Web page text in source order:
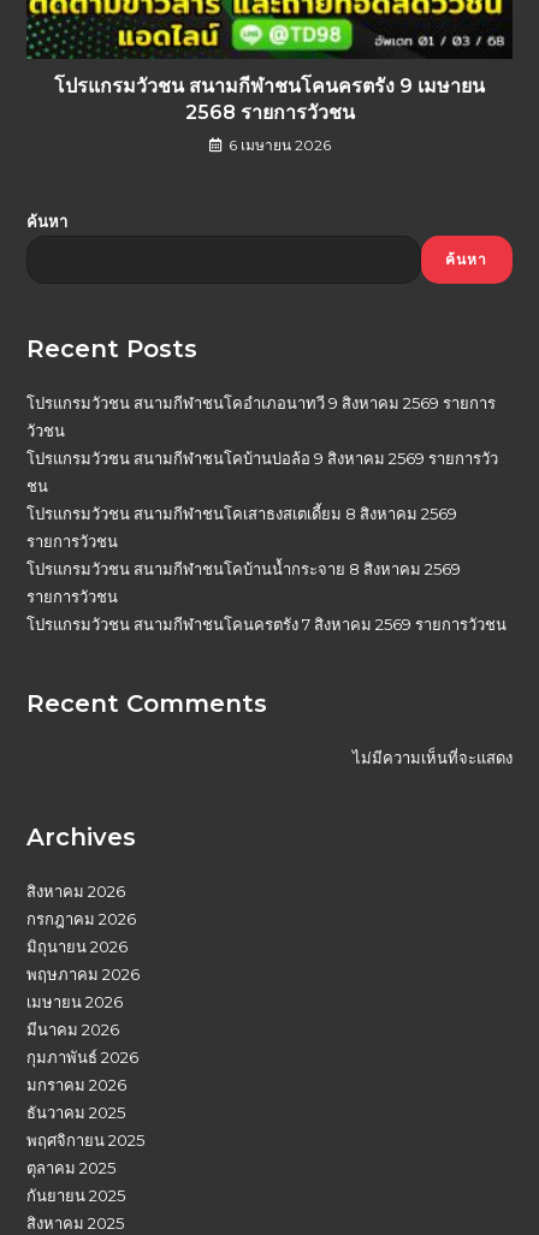
โปรแกรมวัวชน สนามกีฬาชนโคนครตรัง 9 เมษายน
2568 รายการวัวชน
6 เมษายน 2026
ค้นหา
ค้นหา
Recent Posts
โปรแกรมวัวชน สนามกีฬาชนโคอำเภอนาทวี 9 สิงหาคม 2569 รายการ
วัวชน
โปรแกรมวัวชน สนามกีฬาชนโคบ้านบ่อล้อ 9 สิงหาคม 2569 รายการวัว
ชน
โปรแกรมวัวชน สนามกีฬาชนโคเสาธงสเตเดี้ยม 8 สิงหาคม 2569
รายการวัวชน
โปรแกรมวัวชน สนามกีฬาชนโคบ้านน้ำกระจาย 8 สิงหาคม 2569
รายการวัวชน
โปรแกรมวัวชน สนามกีฬาชนโคนครตรัง 7 สิงหาคม 2569 รายการวัวชน
Recent Comments
ไม่มีความเห็นที่จะแสดง
Archives
สิงหาคม 2026
กรกฎาคม 2026
มิถุนายน 2026
พฤษภาคม 2026
เมษายน 2026
มีนาคม 2026
กุมภาพันธ์ 2026
มกราคม 2026
ธันวาคม 2025
พฤศจิกายน 2025
ตุลาคม 2025
กันยายน 2025
สิงหาคม 2025